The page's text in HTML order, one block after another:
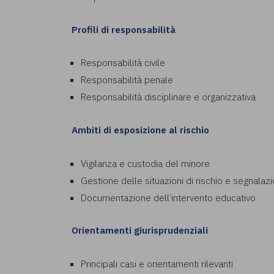
Profili di responsabilità
Responsabilità civile
Responsabilità penale
Responsabilità disciplinare e organizzativa
Ambiti di esposizione al rischio
Vigilanza e custodia del minore
Gestione delle situazioni di rischio e
Documentazione dell’intervento educativo
Orientamenti giurisprudenziali
Principali casi e orientamenti rilevanti